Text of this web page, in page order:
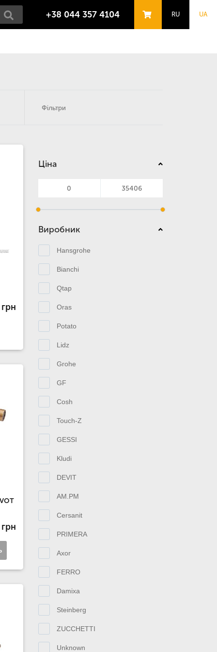
+38 044 357 4104 RU UA
Ціна
Виробник
Hansgrohe
Bianchi
Qtap
Oras
Potato
Lidz
Grohe
GF
Cosh
Touch-Z
GESSI
Kludi
DEVIT
AM.PM
Cersanit
PRIMERA
Axor
FERRO
Damixa
Steinberg
ZUCCHETTI
Unknown
Фільтри